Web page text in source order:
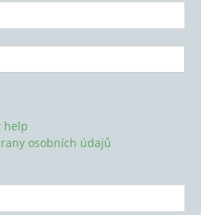
help
osobních údajů